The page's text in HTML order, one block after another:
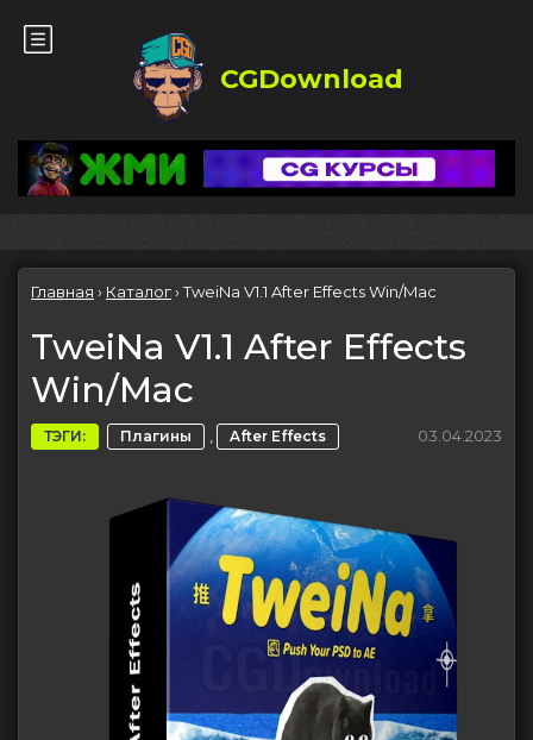
CGDownload
Главная › Каталог›TweiNa V1.1 After Effects Win/Mac
TweiNa V1.1 After Effects
Win/Mac
ТЭГИ: Плагины , After Effects 03.04.2023